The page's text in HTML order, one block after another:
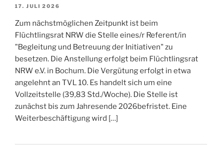
17. JULI 2026
Zum nächstmöglichen Zeitpunkt ist beim
Flüchtlingsrat NRW die Stelle eines/r Referent/in
"Begleitung und Betreuung der Initiativen" zu
besetzen. Die Anstellung erfolgt beim Flüchtlingsrat
NRW e.V. in Bochum. Die Vergütung erfolgt in etwa
angelehnt an TVL 10. Es handelt sich um eine
Vollzeitstelle (39,83 Std./Woche). Die Stelle ist
zunächst bis zum Jahresende 2026befristet. Eine
Weiterbeschäftigung wird […]